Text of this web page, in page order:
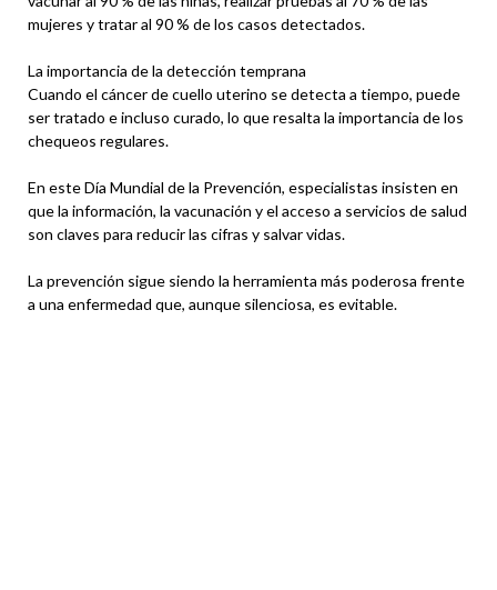
mujeres y tratar al 90 % de los casos detectados.
La importancia de la detección temprana
Cuando el cáncer de cuello uterino se detecta a tiempo, puede
ser tratado e incluso curado, lo que resalta la importancia de los
chequeos regulares.
En este Día Mundial de la Prevención, especialistas insisten en
que la información, la vacunación y el acceso a servicios de salud
son claves para reducir las cifras y salvar vidas.
La prevención sigue siendo la herramienta más poderosa frente
a una enfermedad que, aunque silenciosa, es evitable.